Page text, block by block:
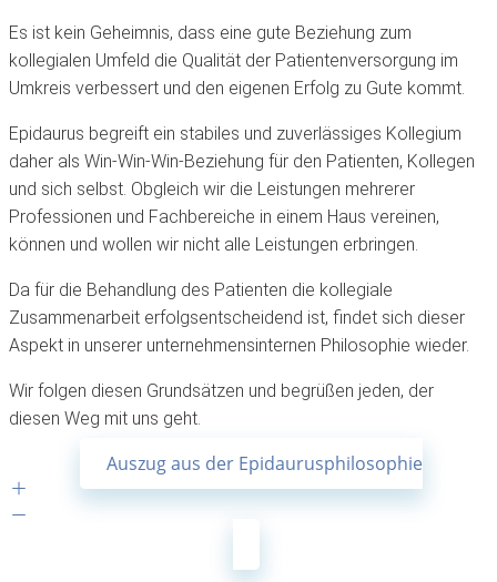
Es ist kein Geheimnis, dass eine gute Beziehung zum
kollegialen Umfeld die Qualität der Patientenversorgung im
Umkreis verbessert und den eigenen Erfolg zu Gute kommt.
Epidaurus begreift ein stabiles und zuverlässiges Kollegium
daher als Win-Win-Win-Beziehung für den Patienten, Kollegen
und sich selbst. Obgleich wir die Leistungen mehrerer
Professionen und Fachbereiche in einem Haus vereinen,
können und wollen wir nicht alle Leistungen erbringen.
Da für die Behandlung des Patienten die kollegiale
Zusammenarbeit erfolgsentscheidend ist, findet sich dieser
Aspekt in unserer unternehmensinternen Philosophie wieder.
Wir folgen diesen Grundsätzen und begrüßen jeden, der
diesen Weg mit uns geht.
Auszug aus der Epidaurusphilosophie